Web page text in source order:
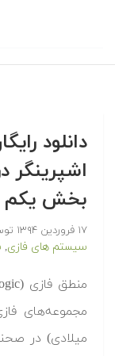
دانلود
اشپرینگر
بخش یکم
۱۷ فروردین ۱۳۹۴
سیستم های فازی,
میلادی) در